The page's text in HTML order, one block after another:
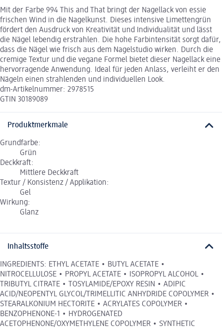
Mit der Farbe 994 This and That bringt der Nagellack von essie
frischen Wind in die Nagelkunst. Dieses intensive Limettengrün
fördert den Ausdruck von Kreativität und Individualität und lässt
die Nägel lebendig erstrahlen. Die hohe Farbintensität sorgt dafür,
dass die Nägel wie frisch aus dem Nagelstudio wirken. Durch die
cremige Textur und die vegane Formel bietet dieser Nagellack eine
hervorragende Anwendung. Ideal für jeden Anlass, verleiht er den
Nägeln einen strahlenden und individuellen Look.
dm-Artikelnummer: 2978515
GTIN 30189089
Produktmerkmale
Grundfarbe:
Grün
Deckkraft:
Mittlere Deckkraft
Textur / Konsistenz / Applikation:
Gel
Wirkung:
Glanz
Inhaltsstoffe
INGREDIENTS: ETHYL ACETATE • BUTYL ACETATE •
NITROCELLULOSE • PROPYL ACETATE • ISOPROPYL ALCOHOL •
TRIBUTYL CITRATE • TOSYLAMIDE/EPOXY RESIN • ADIPIC
ACID/NEOPENTYL GLYCOL/TRIMELLITIC ANHYDRIDE COPOLYMER •
STEARALKONIUM HECTORITE • ACRYLATES COPOLYMER •
BENZOPHENONE-1 • HYDROGENATED
ACETOPHENONE/OXYMETHYLENE COPOLYMER • SYNTHETIC